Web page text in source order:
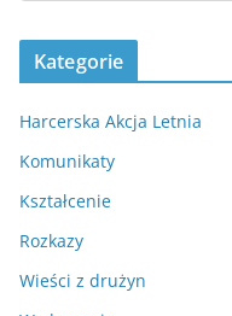
Kategorie
Harcerska Akcja Letnia
Komunikaty
Kształcenie
Rozkazy
Wieści z drużyn